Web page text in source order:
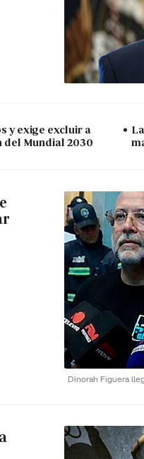
y exige excluir a
Mundial 2030
Dinorah Figuera